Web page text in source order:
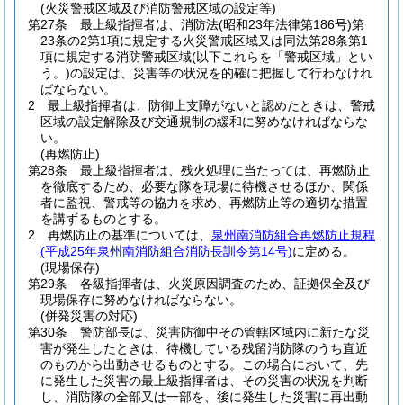
(火災警戒区域及び消防警戒区域の設定等)
第27条
最上級指揮者は、消防法(昭和23年法律第186号)第
23条の2第1項に規定する火災警戒区域又は同法第28条第1
項に規定する消防警戒区域(以下これらを「警戒区域」とい
う。)の設定は、災害等の状況を的確に把握して行わなけれ
ばならない。
2
最上級指揮者は、防御上支障がないと認めたときは、警戒
区域の設定解除及び交通規制の緩和に努めなければならな
い。
(再燃防止)
第28条
最上級指揮者は、残火処理に当たっては、再燃防止
を徹底するため、必要な隊を現場に待機させるほか、関係
者に監視、警戒等の協力を求め、再燃防止等の適切な措置
を講ずるものとする。
2
再燃防止の基準については、 泉州南消防組合再燃防止規程
(平成25年泉州南消防組合消防長訓令第14号)に定める。
(現場保存)
第29条
各級指揮者は、火災原因調査のため、証拠保全及び
現場保存に努めなければならない。
(併発災害の対応)
第30条
警防部長は、災害防御中その管轄区域内に新たな災
害が発生したときは、待機している残留消防隊のうち直近
のものから出動させるものとする。
この場合において、先
に発生した災害の最上級指揮者は、その災害の状況を判断
し、消防隊の全部又は一部を、後に発生した災害に再出動